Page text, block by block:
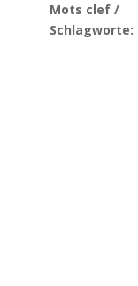
Mots clef /
Schlagworte: